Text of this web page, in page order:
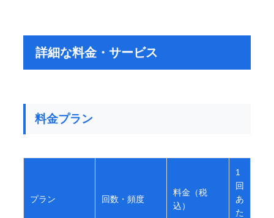
詳細な料金・サービス
料金プラン
プラン 回数・頻度
料金（税
込）
1
回
あ
た